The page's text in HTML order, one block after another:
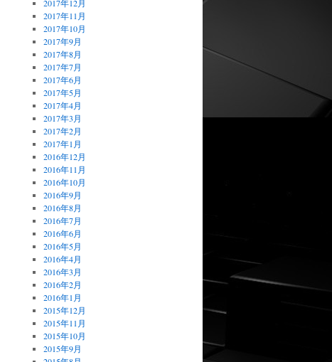
2017年12月
2017年11月
2017年10月
2017年9月
2017年8月
2017年7月
2017年6月
2017年5月
2017年4月
2017年3月
2017年2月
2017年1月
2016年12月
2016年11月
2016年10月
2016年9月
2016年8月
2016年7月
2016年6月
2016年5月
2016年4月
2016年3月
2016年2月
2016年1月
2015年12月
2015年11月
2015年10月
2015年9月